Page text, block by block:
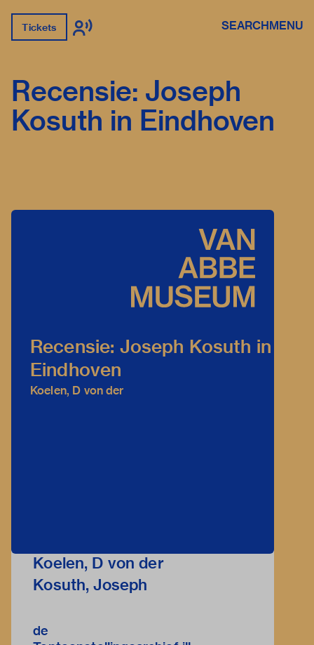
Tickets SEARCHMENU
Recensie: Joseph
Kosuth in Eindhoven
Recensie: Joseph Kosuth in
Eindhoven
Koelen, D von der
Koelen, D von der
Kosuth, Joseph
de